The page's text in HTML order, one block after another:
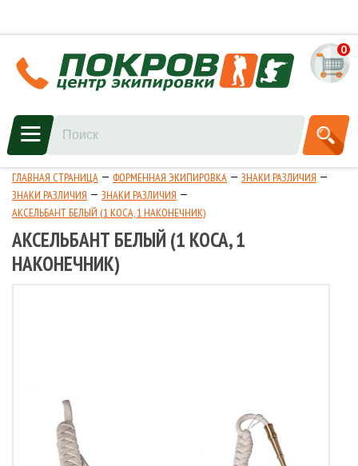
0
ГЛАВНАЯ СТРАНИЦА ФОРМЕННАЯ ЭКИПИРОВКА
ЗНАКИ РАЗЛИЧИЯ
ЗНАКИ РАЗЛИЧИЯ
ЗНАКИ РАЗЛИЧИЯ
АКСЕЛЬБАНТ БЕЛЫЙ (1 КОСА, 1 НАКОНЕЧНИК)
АКСЕЛЬБАНТ БЕЛЫЙ (1 КОСА, 1
НАКОНЕЧНИК)